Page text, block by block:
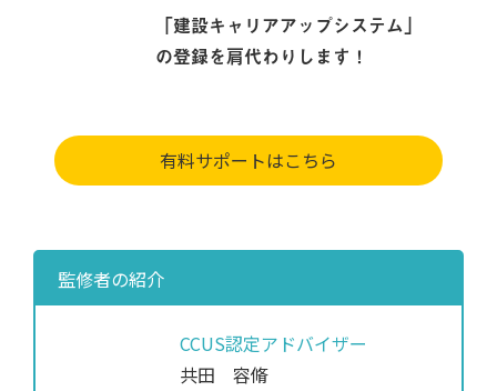
「建設キャリアアップシステム」
の登録を肩代わりします！
有料サポートはこちら
監修者の紹介
CCUS認定アドバイザー
共田 容脩